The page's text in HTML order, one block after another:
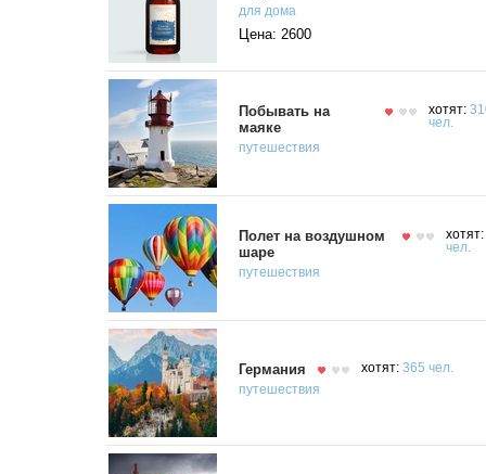
для дома
Цена: 2600
Побывать на
маяке
хотят:
чел.
путешествия
Полет на воздушном
шаре
хотят:
чел.
путешествия
Германия хотят: 365 чел.
путешествия